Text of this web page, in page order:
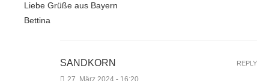
Liebe Grüße aus Bayern
Bettina
SANDKORN
27. März 2024 - 16:20
REPLY